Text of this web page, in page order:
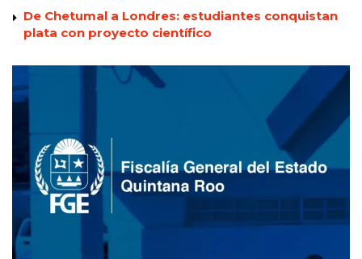
De Chetumal a Londres: estudiantes conquistan
plata con proyecto científico